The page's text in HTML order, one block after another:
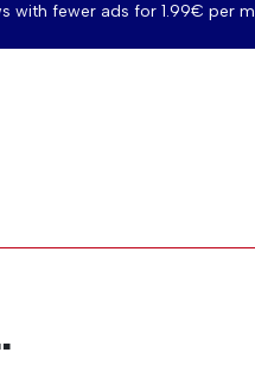
with fewer ads for 1.99€ per